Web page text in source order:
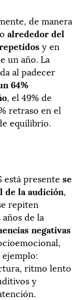
de manera
alrededor del
y en
un año. La
al padecer
64%
, el 49% de
retraso en el
equilibrio.
está presente se
de la audición,
repiten
de la
negativas
ritmo lento
y